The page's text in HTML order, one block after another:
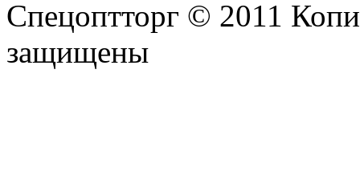
Спецоптторг © 2011
защищены